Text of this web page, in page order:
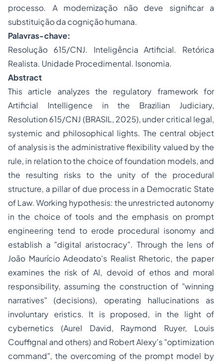
processo. A modernização não deve significar a
substituição da cognição humana.
Palavras-chave:
Resolução 615/CNJ. Inteligência Artificial. Retórica
Realista. Unidade Procedimental. Isonomia.
Abstract
This article analyzes the regulatory framework for
Artificial Intelligence in the Brazilian Judiciary,
Resolution 615/CNJ (BRASIL, 2025), under critical legal,
systemic and philosophical lights. The central object
of analysis is the administrative flexibility valued by the
rule, in relation to the choice of foundation models, and
the resulting risks to the unity of the procedural
structure, a pillar of due process in a Democratic State
of Law. Working hypothesis: the unrestricted autonomy
in the choice of tools and the emphasis on prompt
engineering tend to erode procedural isonomy and
establish a "digital aristocracy". Through the lens of
João Maurício Adeodato's Realist Rhetoric, the paper
examines the risk of AI, devoid of ethosand moral
responsibility, assuming the construction of "winning
narratives" (decisions), operating hallucinations as
involuntary eristics. It is proposed, in the light of
cybernetics (Aurel David, Raymond Ruyer, Louis
Couffignal and others) and Robert Alexy's "optimization
command", the overcoming of the prompt model by